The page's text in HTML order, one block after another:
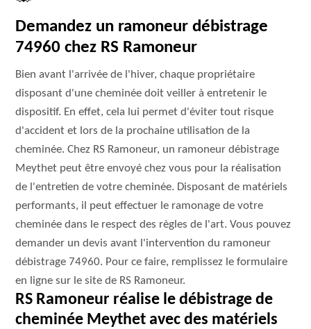
Demandez un ramoneur débistrage
74960 chez RS Ramoneur
Bien avant l'arrivée de l'hiver, chaque propriétaire
disposant d'une cheminée doit veiller à entretenir le
dispositif. En effet, cela lui permet d'éviter tout risque
d'accident et lors de la prochaine utilisation de la
cheminée. Chez RS Ramoneur, un ramoneur débistrage
Meythet peut être envoyé chez vous pour la réalisation
de l'entretien de votre cheminée. Disposant de matériels
performants, il peut effectuer le ramonage de votre
cheminée dans le respect des règles de l'art. Vous pouvez
demander un devis avant l'intervention du ramoneur
débistrage 74960. Pour ce faire, remplissez le formulaire
en ligne sur le site de RS Ramoneur.
RS Ramoneur réalise le débistrage de
cheminée Meythet avec des matériels